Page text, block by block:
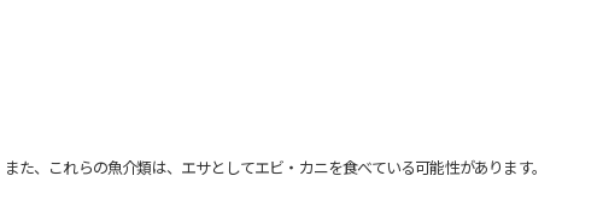
、これらの魚介類は、エサとしてエビ・カニを食べている可能性があります。